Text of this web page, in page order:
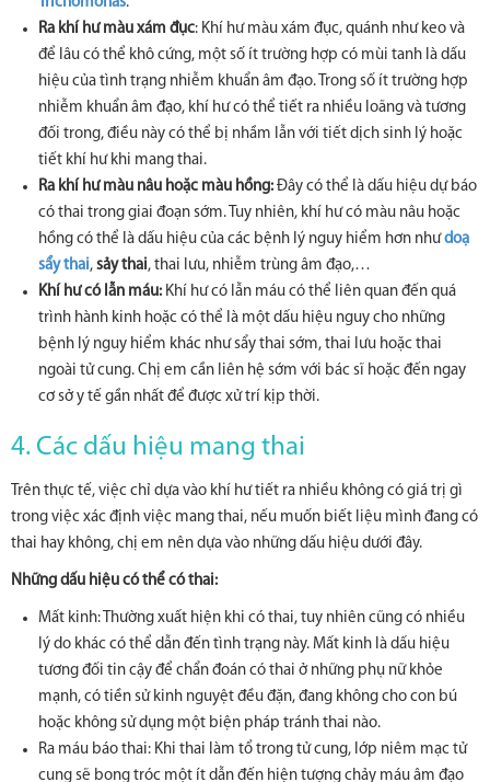
Ra khí hư màu xám đục: Khí hư màu xám đục, quánh như keo và
để lâu có thể khô cứng, một số ít trường hợp có mùi tanh là dấu
hiệu của tình trạng nhiễm khuẩn âm đạo. Trong số ít trường hợp
nhiễm khuẩn âm đạo, khí hư có thể tiết ra nhiều loãng và tương
đối trong, điều này có thể bị nhầm lẫn với tiết dịch sinh lý hoặc
tiết khí hư khi mang thai.
Ra khí hư màu nâu hoặc màu hồng: Đây có thể là dấu hiệu dự báo
có thai trong giai đoạn sớm. Tuy nhiên, khí hư có màu nâu hoặc
hồng có thể là dấu hiệu của các bệnh lý nguy hiểm hơn nhưdoạ
sẩy thai, sảy thai, thai lưu, nhiễm trùng âm đạo,…
Khí hư có lẫn máu: Khí hư có lẫn máu có thể liên quan đến quá
trình hành kinh hoặc có thể là một dấu hiệu nguy cho những
bệnh lý nguy hiểm khác như sẩy thai sớm, thai lưu hoặc thai
ngoài tử cung. Chị em cần liên hệ sớm với bác sĩ hoặc đến ngay
cơ sở y tế gần nhất để được xử trí kịp thời.
4. Các dấu hiệu mang thai
Trên thực tế, việc chỉ dựa vào khí hư tiết ra nhiều không có giá trị gì
trong việc xác định việc mang thai, nếu muốn biết liệu mình đang có
thai hay không, chị em nên dựa vào những dấu hiệu dưới đây.
Những dấu hiệu có thể có thai:
Mất kinh: Thường xuất hiện khi có thai, tuy nhiên cũng có nhiều
lý do khác có thể dẫn đến tình trạng này. Mất kinh là dấu hiệu
tương đối tin cậy để chẩn đoán có thai ở những phụ nữ khỏe
mạnh, có tiền sử kinh nguyệt đều đặn, đang không cho con bú
hoặc không sử dụng một biện pháp tránh thai nào.
Ra máu báo thai: Khi thai làm tổ trong tử cung, lớp niêm mạc tử
cung sẽ bong tróc một ít dẫn đến hiện tượng chảy máu âm đạo